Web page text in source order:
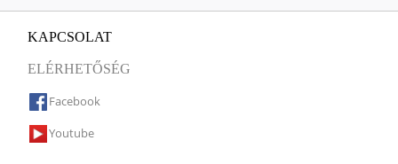
KAPCSOLAT
ELÉRHETŐSÉG
Facebook
Youtube